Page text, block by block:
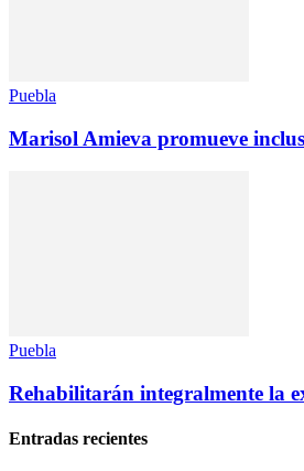
Puebla
Marisol Amieva promueve
Puebla
Rehabilitarán integralmente la
Entradas recientes